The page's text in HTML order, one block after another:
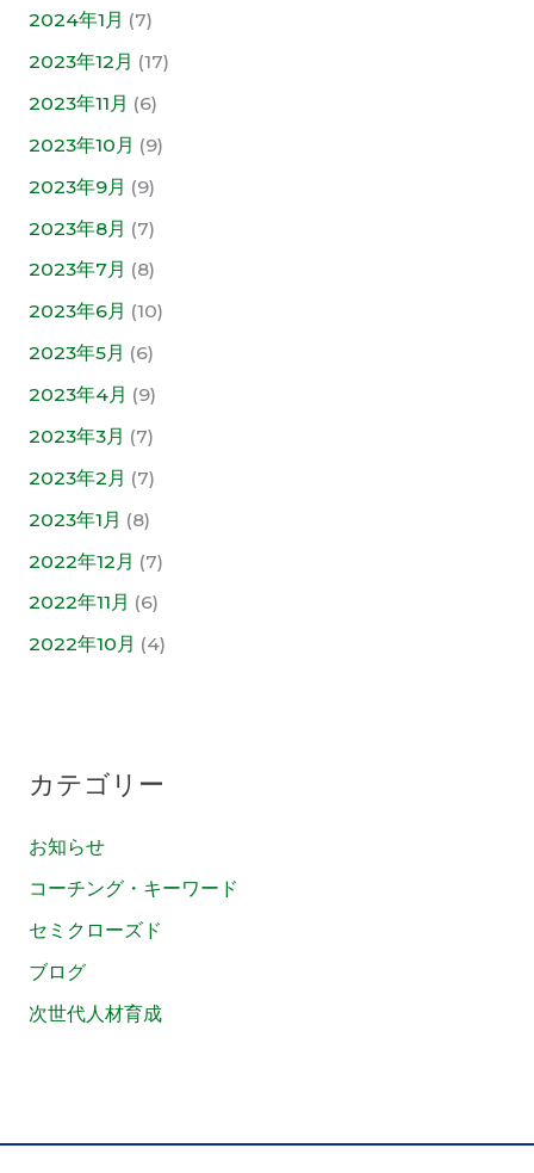
2024年1月 (7)
2023年12月 (17)
2023年11月 (6)
2023年10月 (9)
2023年9月 (9)
2023年8月 (7)
2023年7月 (8)
2023年6月 (10)
2023年5月 (6)
2023年4月 (9)
2023年3月 (7)
2023年2月 (7)
2023年1月 (8)
2022年12月 (7)
2022年11月 (6)
2022年10月 (4)
カテゴリー
お知らせ
コーチング・キーワード
セミクローズド
ブログ
次世代人材育成